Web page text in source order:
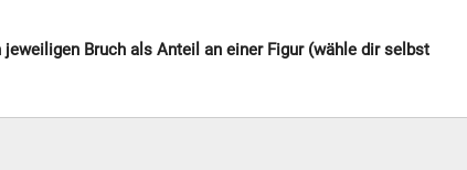
jeweiligen Bruch als Anteil an einer Figur (wähle dir selbst